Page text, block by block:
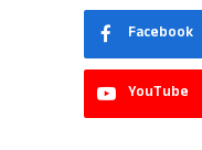
Facebook
YouTube